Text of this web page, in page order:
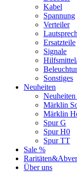
Kabel
Spannung
Verteiler
Ersatzteile
Signale
Sonstiges
Neuheiten
Märklin
Märklin
Spur G
Spur H0
Spur TT
Sale %
Über uns